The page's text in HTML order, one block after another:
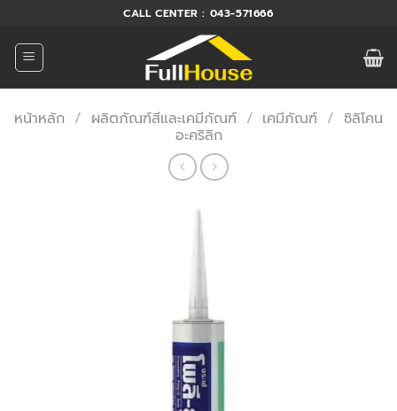
ยัง
เนื้อหา
CALL CENTER : 043-571666
หน้าหลัก / ผลิตภัณฑ์สีและเคมีภัณฑ์ / เคมีภัณฑ์ / ซิลิโคน
อะคริลิก